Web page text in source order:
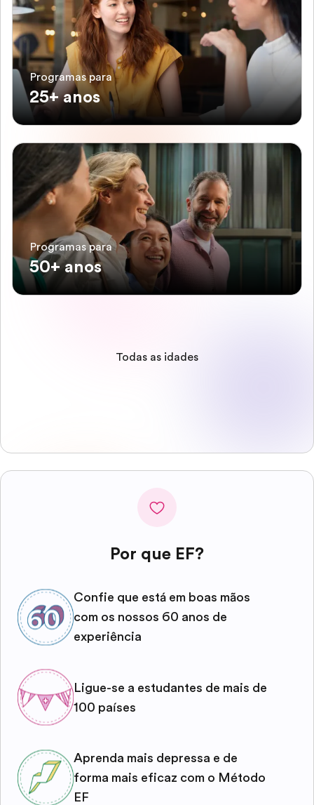
Programas para
25+ anos
Programas para
50+ anos
Todas as idades
Por que EF?
Confie que está em boas mãos
com os nossos 60 anos de
experiência
Ligue-se a estudantes de mais de
100 países
Aprenda mais depressa e de
forma mais eficaz com o Método
EF